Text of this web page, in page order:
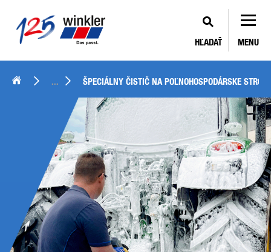
HĽADAŤ MENU
... ŠPECIÁLNY ČISTIČ NA POĽNOHOSPODÁRSKE